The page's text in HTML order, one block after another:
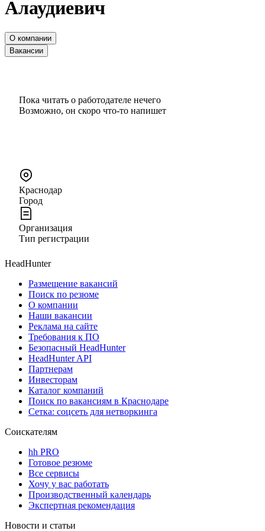
Алаудиевич
О компании
Вакансии
Пока читать о работодателе нечего
Возможно, он скоро что‑то напишет
Краснодар
Город
Организация
Тип регистрации
HeadHunter
Размещение вакансий
Поиск по резюме
О компании
Наши вакансии
Реклама на сайте
Требования к ПО
Безопасный HeadHunter
HeadHunter API
Партнерам
Инвесторам
Каталог компаний
Поиск по вакансиям в Краснодаре
Сетка: соцсеть для нетворкинга
Соискателям
hh PRO
Готовое резюме
Все сервисы
Хочу у вас работать
Производственный календарь
Экспертная рекомендация
Новости и статьи